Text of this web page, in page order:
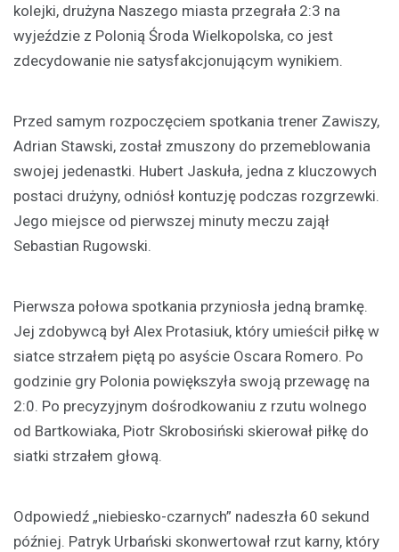
kolejki, drużyna Naszego miasta przegrała 2:3 na
wyjeździe z Polonią Środa Wielkopolska, co jest
zdecydowanie nie satysfakcjonującym wynikiem.
Przed samym rozpoczęciem spotkania trener Zawiszy,
Adrian Stawski, został zmuszony do przemeblowania
swojej jedenastki. Hubert Jaskuła, jedna z kluczowych
postaci drużyny, odniósł kontuzję podczas rozgrzewki.
Jego miejsce od pierwszej minuty meczu zajął
Sebastian Rugowski.
Pierwsza połowa spotkania przyniosła jedną bramkę.
Jej zdobywcą był Alex Protasiuk, który umieścił piłkę w
siatce strzałem piętą po asyście Oscara Romero. Po
godzinie gry Polonia powiększyła swoją przewagę na
2:0. Po precyzyjnym dośrodkowaniu z rzutu wolnego
od Bartkowiaka, Piotr Skrobosiński skierował piłkę do
siatki strzałem głową.
Odpowiedź „niebiesko-czarnych” nadeszła 60 sekund
później. Patryk Urbański skonwertował rzut karny, który